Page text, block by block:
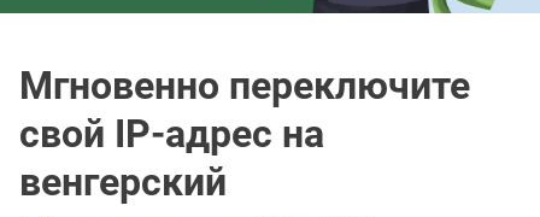
Мгновенно переключите
свой IP-адрес на
венгерский